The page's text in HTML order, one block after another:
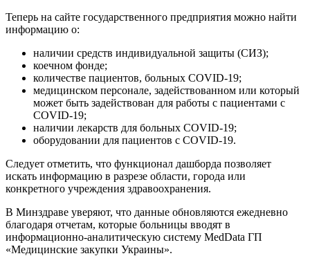
Теперь на сайте государственного предприятия можно найти
информацию о:
наличии средств индивидуальной защиты (СИЗ);
коечном фонде;
количестве пациентов, больных COVID-19;
медицинском персонале, задействованном или который
может быть задействован для работы с пациентами с
COVID-19;
наличии лекарств для больных COVID-19;
оборудовании для пациентов с COVID-19.
Следует отметить, что функционал дашборда позволяет
искать информацию в разрезе области, города или
конкретного учреждения здравоохранения.
В Минздраве уверяют, что данные обновляются ежедневно
благодаря отчетам, которые больницы вводят в
информационно-аналитическую систему MedData ГП
«Медицинские закупки Украины».